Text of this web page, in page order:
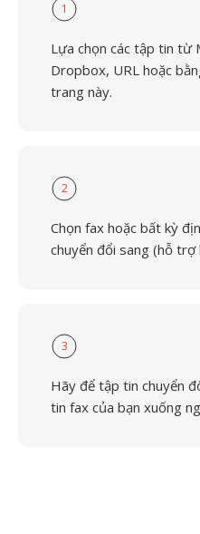
1
Lựa chọn các tập tin từ
Dropbox, URL hoặc
trang này.
2
Chọn fax hoặc bất kỳ
chuyển đổi sang (hỗ
3
Hãy để tập tin chuyển
tin fax của bạn xuống